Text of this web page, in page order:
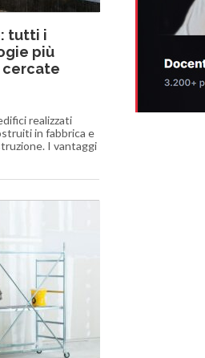
tutti i
più
cercate
realizzati
in fabbrica e
I vantaggi